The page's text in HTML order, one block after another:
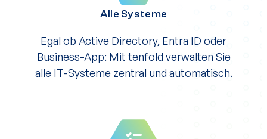
Alle Systeme
Egal ob Active Directory, Entra ID oder
Business-App: Mit tenfold verwalten Sie
alle IT-Systeme zentral und automatisch.